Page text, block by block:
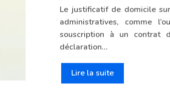
Le justificatif de domicile
administratives, comme
souscription à un contrat
déclaration…
Lire la suite